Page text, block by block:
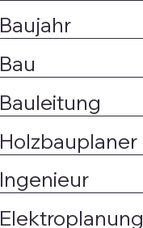
Baujahr
Bau
Bauleitung
Holzbauplaner
Ingenieur
Elektroplanung